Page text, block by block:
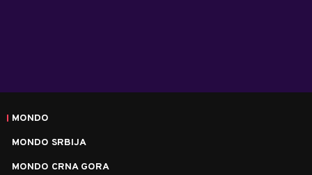
MONDO
MONDO SRBIJA
MONDO CRNA GORA